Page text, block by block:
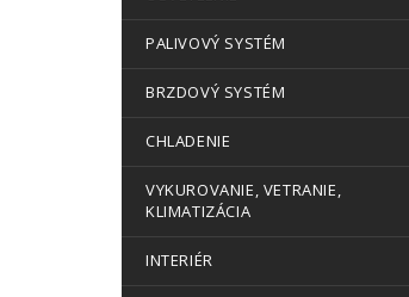
PALIVOVÝ SYSTÉM
BRZDOVÝ SYSTÉM
CHLADENIE
VYKUROVANIE, VETRANIE,
KLIMATIZÁCIA
INTERIÉR